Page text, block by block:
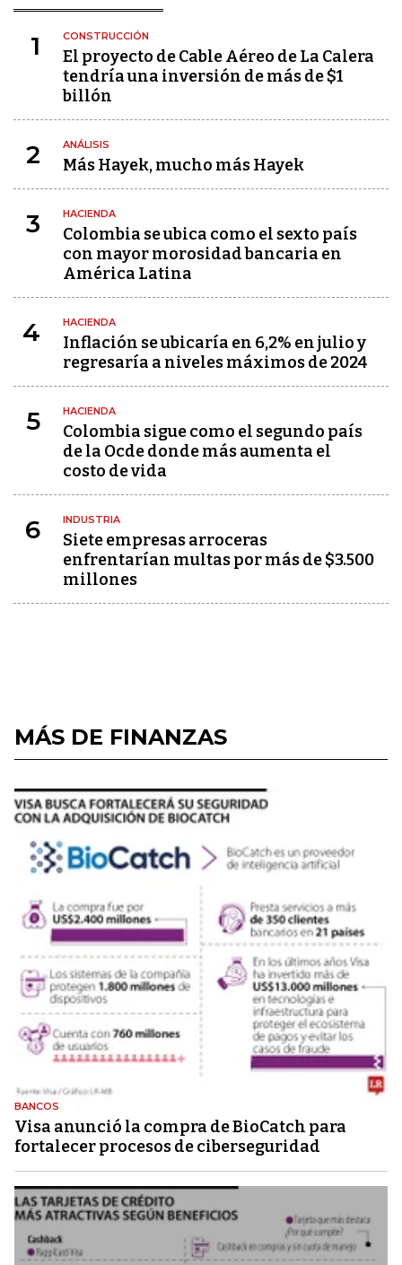
1 CONSTRUCCIÓN
El proyecto de Cable Aéreo de La Calera
tendría una inversión de más de $1
billón
2 ANÁLISIS
Más Hayek, mucho más Hayek
3 HACIENDA
Colombia se ubica como el sexto país
con mayor morosidad bancaria en
América Latina
4 HACIENDA
Inflación se ubicaría en 6,2% en julio y
regresaría a niveles máximos de 2024
5 HACIENDA
Colombia sigue como el segundo país
de la Ocde donde más aumenta el
costo de vida
6 INDUSTRIA
Siete empresas arroceras
enfrentarían multas por más de $3.500
millones
MÁS DE FINANZAS
BANCOS
Visa anunció la compra de BioCatch para
fortalecer procesos de ciberseguridad